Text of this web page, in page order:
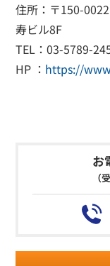
住所：〒150-
寿ビル8F
TEL：03-5789-
HP ： https://
お
（